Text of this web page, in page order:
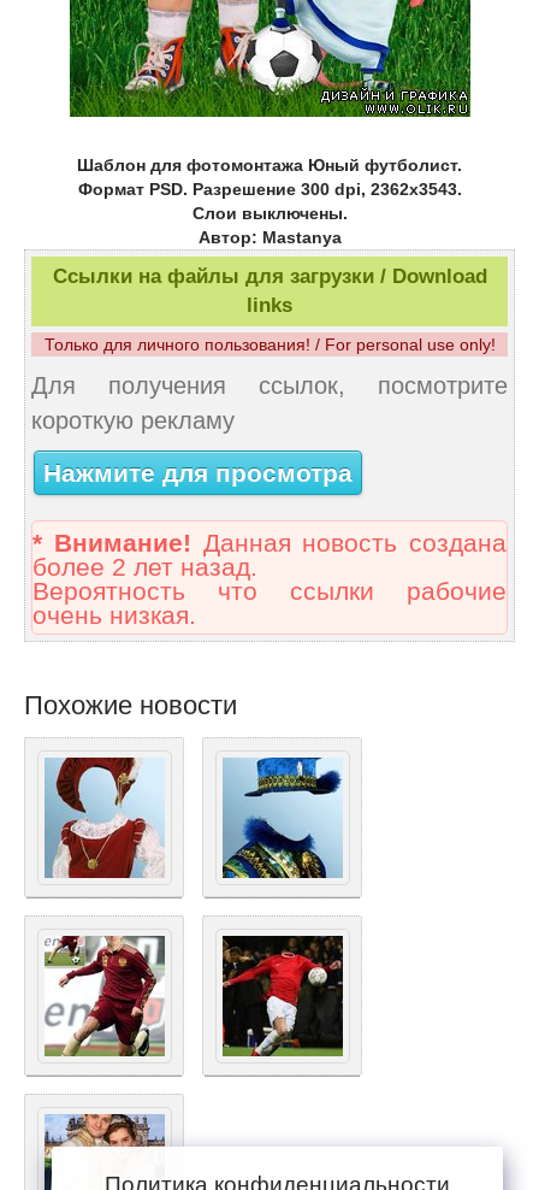
Шаблон для фотомонтажа Юный футболист.
Формат PSD. Разрешение 300 dpi, 2362x3543.
Слои выключены.
Автор: Mastanya
Ссылки на файлы для загрузки / Download
links
Только для личного пользования! / For personal use only!
Для получения ссылок, посмотрите
короткую рекламу
Нажмите для просмотра
* Внимание! Данная новость создана
более 2 лет назад.
Вероятность что ссылки рабочие
очень низкая.
Похожие новости
Политика конфиденциальности